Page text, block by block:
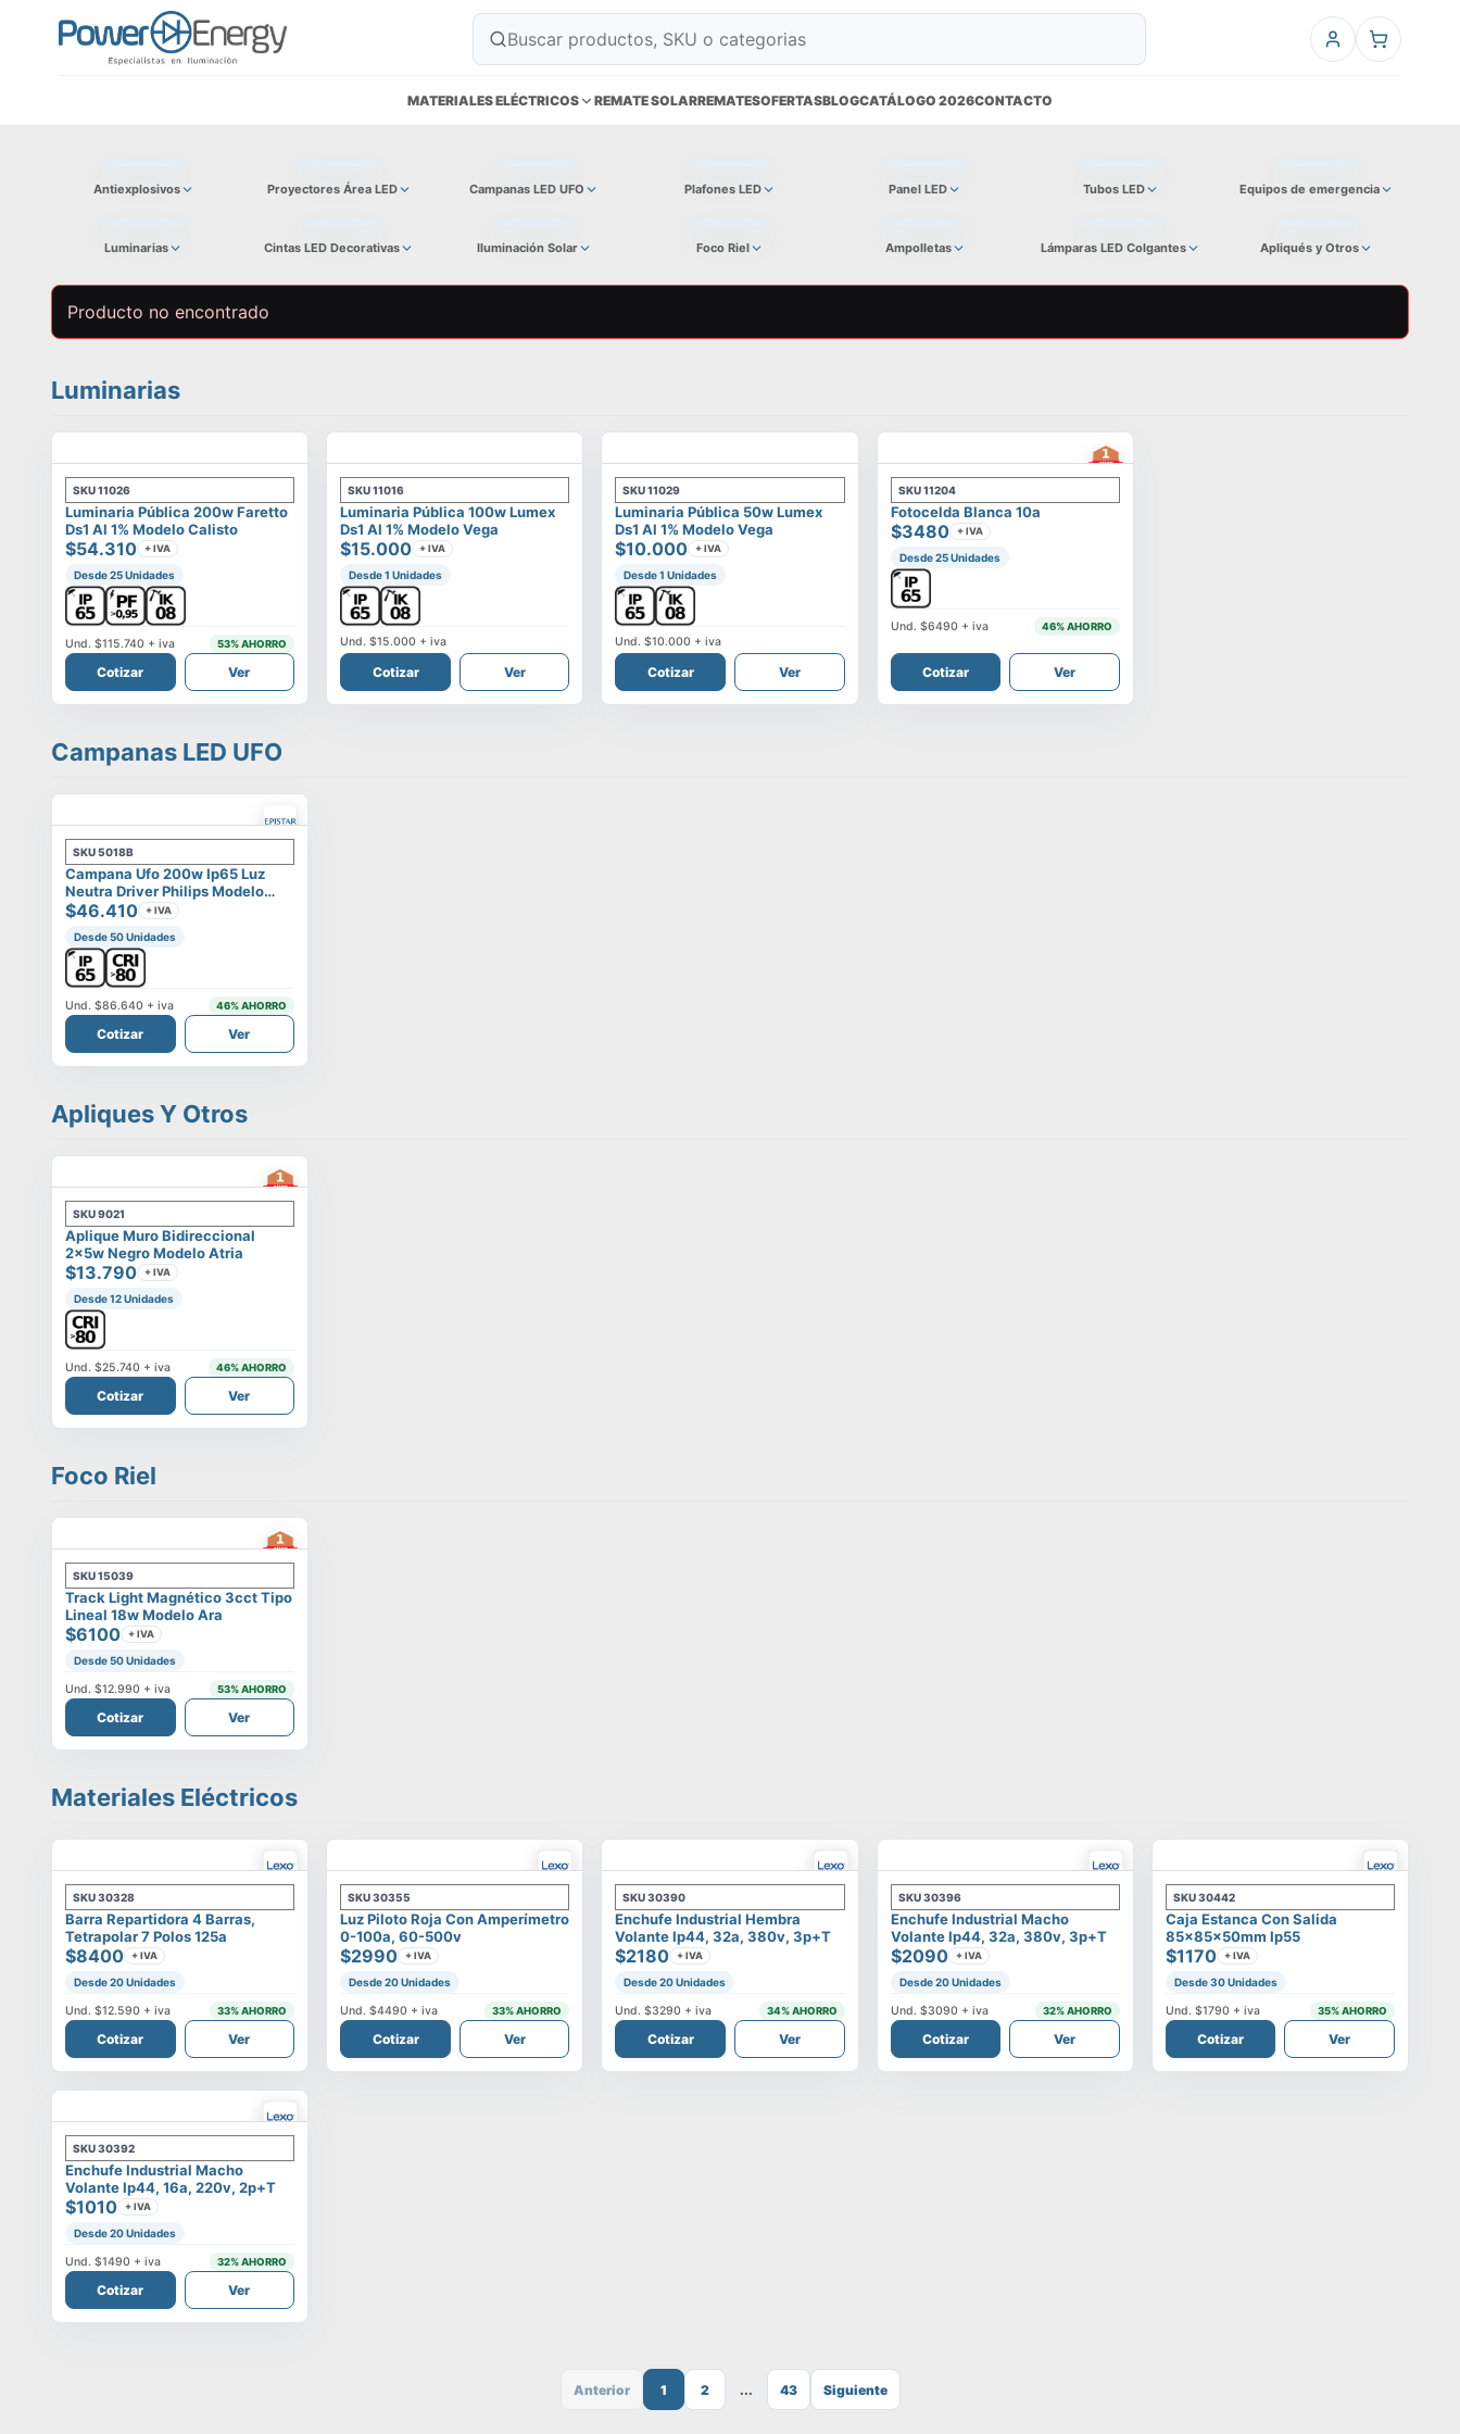
MATERIALES ELÉCTRICOS REMATE SOLARREMATESOFERTASBLOGCATÁLOGO 2026CONTACTO
Antiexplosivos Proyectores Área LED Campanas LED UFO Plafones LED Panel LED Tubos LED Equipos de emergencia
Luminarias Cintas LED Decorativas Iluminación Solar Foco Riel Ampolletas Lámparas LED Colgantes Apliqués y Otros
Producto no encontrado
Luminarias
SKU11026
Luminaria Pública 200w Faretto
Ds1 Al 1% Modelo Calisto
$54.310 + IVA
Desde 25 Unidades
Und.$115.740 + iva 53% AHORRO
Cotizar Ver
SKU11016
Luminaria Pública 100w Lumex
Ds1 Al 1% Modelo Vega
$15.000 + IVA
Desde 1 Unidades
Und.$15.000 + iva
Cotizar Ver
SKU11029
Luminaria Pública 50w Lumex
Ds1 Al 1% Modelo Vega
$10.000 + IVA
Desde 1 Unidades
Und.$10.000 + iva
Cotizar Ver
SKU11204
Fotocelda Blanca 10a
$3480 + IVA
Desde 25 Unidades
Und. $6490 + iva 46% AHORRO
Cotizar Ver
Campanas LED UFO
SKU5018B
Campana Ufo 200w Ip65 Luz
Neutra Driver Philips Modelo
Eltanin
$46.410 + IVA
Desde 50 Unidades
Und.$86.640 + iva 46% AHORRO
Cotizar Ver
Apliques Y Otros
SKU9021
Aplique Muro Bidireccional
2x5w Negro Modelo Atria
$13.790 + IVA
Desde 12 Unidades
Und.$25.740 + iva 46% AHORRO
Cotizar Ver
Foco Riel
SKU15039
Track Light Magnético 3cct Tipo
Lineal 18w Modelo Ara
$6100 + IVA
Desde 50 Unidades
Und.$12.990 + iva 53% AHORRO
Cotizar Ver
Materiales Eléctricos
SKU30328
Barra Repartidora 4 Barras,
Tetrapolar 7 Polos 125a
$8400 + IVA
Desde 20 Unidades
Und.$12.590 + iva 33% AHORRO
Cotizar Ver
SKU30355
Luz Piloto Roja Con Amperímetro
0-100a, 60-500v
$2990 + IVA
Desde 20 Unidades
Und.$4490 + iva 33% AHORRO
Cotizar Ver
SKU30390
Enchufe Industrial Hembra
Volante Ip44, 32a, 380v, 3p+t
$2180 + IVA
Desde 20 Unidades
Und.$3290 + iva 34% AHORRO
Cotizar Ver
SKU30396
Enchufe Industrial Macho
Volante Ip44, 32a, 380v, 3p+t
$2090 + IVA
Desde 20 Unidades
Und. $3090 + iva 32% AHORRO
Cotizar Ver
SKU30442
Caja Estanca Con Salida
85x85x50mm Ip55
$1170 + IVA
Desde 30 Unidades
Und. $1790 + iva 35% AHORRO
Cotizar Ver
SKU30392
Enchufe Industrial Macho
Volante Ip44, 16a, 220v, 2p+t
$1010 + IVA
Desde 20 Unidades
Und.$1490 + iva 32% AHORRO
Cotizar Ver
Anterior 1 2 ... 43 Siguiente